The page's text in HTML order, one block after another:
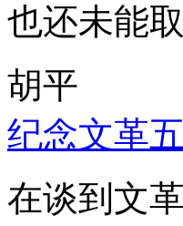
也还未能
胡平
纪念文革
在谈到文